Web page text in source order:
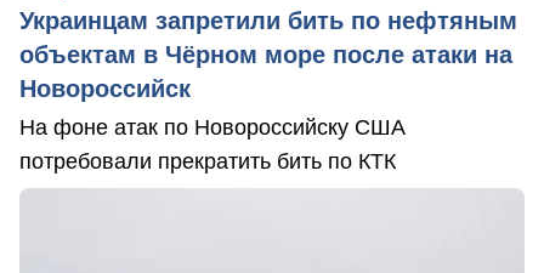
Украинцам запретили бить по нефтяным
объектам в Чёрном море после атаки на
Новороссийск
На фоне атак по Новороссийску США
потребовали прекратить бить по КТК